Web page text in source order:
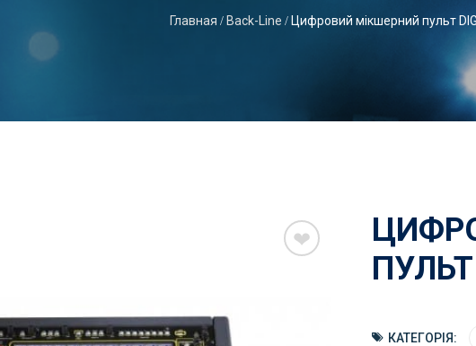
Главная Back-Line Цифровий мікшерний пульт
ПУЛЬТ
КАТЕГОРІЯ: